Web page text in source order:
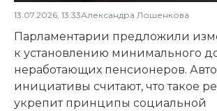
13.07.2026, 13:33Александра Лошенкова
Парламентарии предложили
к установлению минимального
неработающих пенсионеров.
инициативы считают, что такое
укрепит принципы социальной